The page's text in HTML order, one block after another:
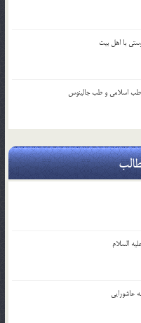
با اهل بیت
طب اسلامی و طب جالینوس
السلام
عاشورایی